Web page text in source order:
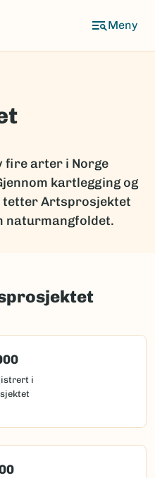
fire arter i Norge
kartlegging og
tetter Artsprosjektet
naturmangfoldet.
i